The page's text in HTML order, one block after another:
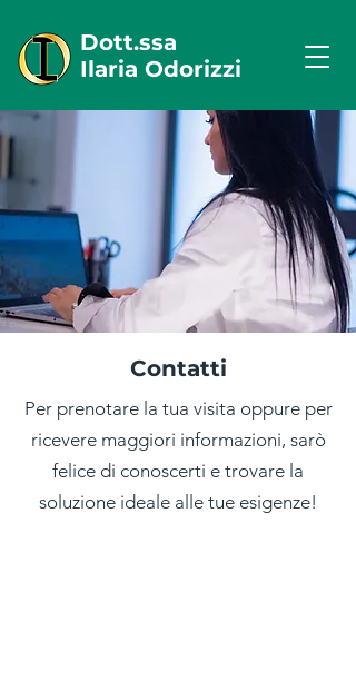
Dott.ssa
Ilaria Odorizzi
Contatti
Per prenotare la tua visita oppure per
ricevere maggiori informazioni, sarò
felice di conoscerti e trovare la
soluzione ideale alle tue esigenze!